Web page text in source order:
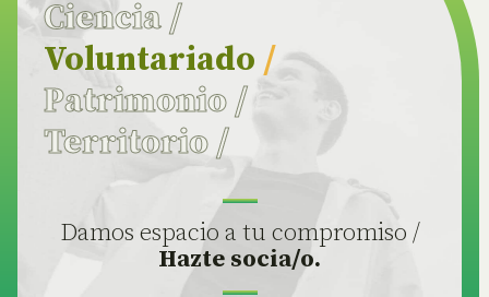
Ciencia /
Voluntariado /
Patrimonio /
Territorio/
Damos espacio a tu compromiso /
Hazte socia/o.